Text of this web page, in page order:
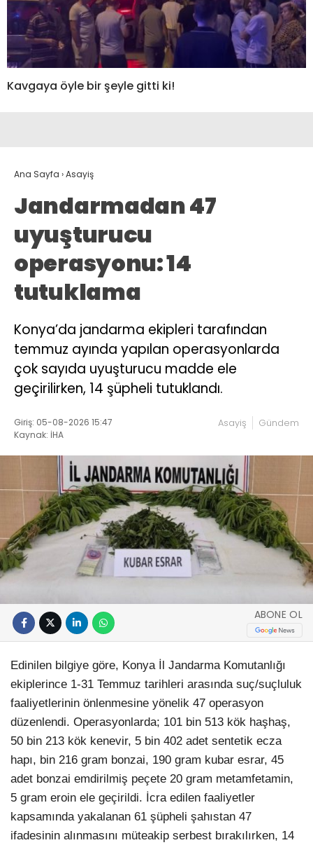
Kavgaya öyle bir şeyle gitti ki!
Ana Sayfa ›Asayiş
Jandarmadan 47
uyuşturucu
operasyonu: 14
tutuklama
Konya’da jandarma ekipleri tarafından
temmuz ayında yapılan operasyonlarda
çok sayıda uyuşturucu madde ele
geçirilirken, 14 şüpheli tutuklandı.
Giriş: 05-08-2026 15:47
Kaynak: İHA
Asayiş Gündem
ABONE OL
Edinilen bilgiye göre, Konya İl Jandarma Komutanlığı
ekiplerince 1-31 Temmuz tarihleri arasında suç/suçluluk
faaliyetlerinin önlenmesine yönelik 47 operasyon
düzenlendi. Operasyonlarda; 101 bin 513 kök haşhaş,
50 bin 213 kök kenevir, 5 bin 402 adet sentetik ecza
hapı, bin 216 gram bonzai, 190 gram kubar esrar, 45
adet bonzai emdirilmiş peçete 20 gram metamfetamin,
5 gram eroin ele geçirildi. İcra edilen faaliyetler
kapsamında yakalanan 61 şüpheli şahıstan 47
ifadesinin alınmasını müteakip serbest bırakılırken, 14